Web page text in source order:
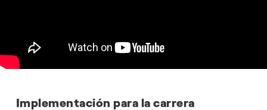
Implementación para la carrera